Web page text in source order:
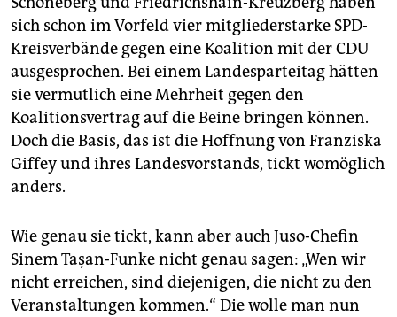
sich schon im Vorfeld vier mitgliederstarke SPD-
Kreisverbände gegen eine Koalition mit der CDU
ausgesprochen. Bei einem Landesparteitag hätten
sie vermutlich eine Mehrheit gegen den
Koalitionsvertrag auf die Beine bringen können.
Doch die Basis, das ist die Hoffnung von Franziska
Giffey und ihres Landesvorstands, tickt womöglich
anders.
Wie genau sie tickt, kann aber auch Juso-Chefin
Sinem Taşan-Funke nicht genau sagen: „Wen wir
nicht erreichen, sind diejenigen, die nicht zu den
Veranstaltungen kommen.“ Die wolle man nun